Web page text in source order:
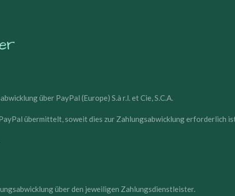
über PayPal (Europe) S.à r.l. et Cie, S.C.A.
übermittelt, soweit dies zur Zahlungsabwicklung erforderlich
über den jeweiligen Zahlungsdienstleister.